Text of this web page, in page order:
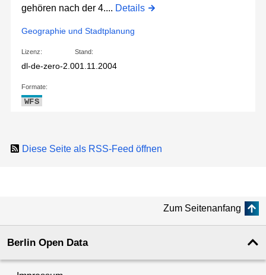
gehören nach der 4.... Details
Geographie und Stadtplanung
Lizenz:
dl-de-zero-2.0
Stand:
01.11.2004
Formate:
WFS
Diese Seite als RSS-Feed öffnen
Zum Seitenanfang
Berlin Open Data